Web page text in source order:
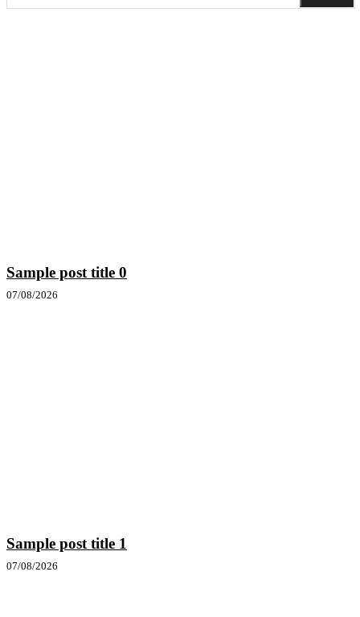
Sample post title 0
07/08/2026
Sample post title 1
07/08/2026